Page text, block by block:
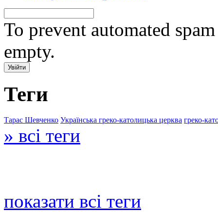
To prevent automated
empty.
Теги
Тарас Шевченко Українська греко-католицька церква греко-
» всі теги
показати всі теги